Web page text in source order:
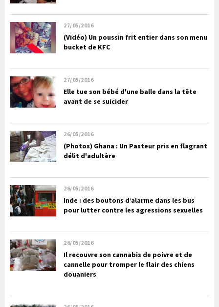
27/05/2016
(Vidéo) Un poussin frit entier dans son menu
bucket de KFC
27/05/2016
Elle tue son bébé d'une balle dans la tête
avant de se suicider
26/05/2016
(Photos) Ghana : Un Pasteur pris en flagrant
délit d'adultère
26/05/2016
Inde : des boutons d’alarme dans les bus
pour lutter contre les agressions sexuelles
26/05/2016
Il recouvre son cannabis de poivre et de
cannelle pour tromper le flair des chiens
douaniers